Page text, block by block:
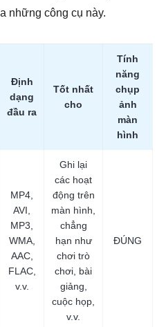
những công cụ này.
Định
dạng
đầu ra
Tốt nhất
cho
Tính
năng
chụp
ảnh
màn
hình
MP4,
AVI,
MP3,
WMA,
AAC,
FLAC,
v.v.
Ghi lại
các hoạt
động trên
màn hình,
chẳng
hạn như
chơi trò
chơi, bài
giảng,
cuộc họp,
v.v.
ĐÚNG